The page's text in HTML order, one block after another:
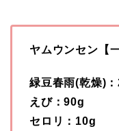
ヤムウンセン【
緑豆春雨(乾燥)
えび：90g
セロリ：10g